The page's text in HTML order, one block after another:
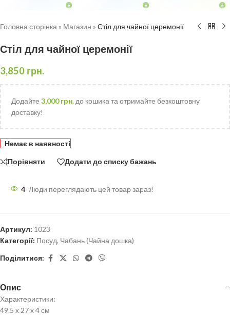
Головна сторінка » Магазин » Стіл для чайної церемонії
Стіл для чайної церемонії
3,850 грн.
Додайте 3,000грн. до кошика та отримайте безкоштовну
доставку!
Немає в наявності
Порівняти Додати до списку бажань
4 Люди переглядають цей товар зараз!
Артикул: 1023
Категорії: Посуд, Чабань (Чайна дошка)
Поділитися:
Опис
Характеристики:
49.5 х 27 х 4 см